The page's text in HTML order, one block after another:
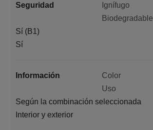
Seguridad
Ignífugo
Biodegradable
Sí (B1)
Sí
Información
Color
Uso
Según la combinación seleccionada
Interior y exterior